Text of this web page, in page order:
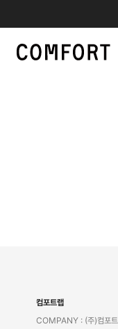
컴포트랩
COMPANY : (주)컴포